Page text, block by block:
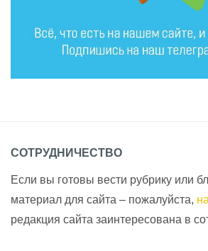
СОТРУДНИЧЕСТВО
Если вы готовы вести рубрику или
материал для сайта – пожалуйста,
редакция сайта заинтересована в